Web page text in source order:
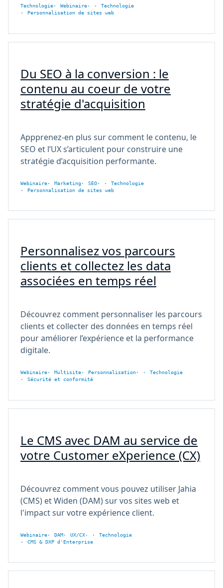
Technologie Webinaire
Technologie
Personnalisation de sites web
Du SEO à la conversion : le
contenu au coeur de votre
stratégie d'acquisition
Appprenez-en plus sur comment le contenu, le
SEO et l’UX s’articulent pour construire une
stratégie d’acquisition performante.
Webinaire Marketing SEO
Technologie
Personnalisation de sites web
Personnalisez vos parcours
clients et collectez les data
associées en temps réel
Découvrez comment personnaliser les parcours
clients et collecter des données en temps réel
pour améliorer l’expérience et la performance
digitale.
Webinaire Multisite Personnalisation
Technologie
Sécurité et conformité
Le CMS avec DAM au service de
votre Customer eXperience (CX)
Découvrez comment vous pouvez utiliser Jahia
(CMS) et Widen (DAM) sur vos sites web et
l'impact sur votre expérience client.
Webinaire DAM UX/CX
Technologie
CMS & DXP d'Enterprise